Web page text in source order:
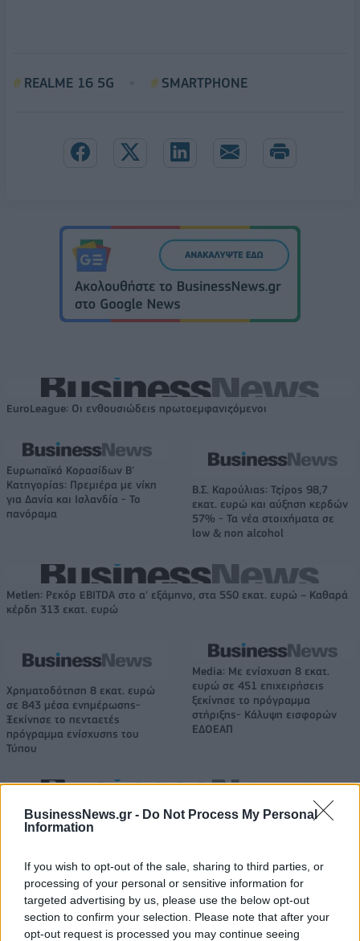
BusinessNews.gr - Do Not Process My Personal
Information
If you wish to opt-out of the sale, sharing to third parties, or
processing of your personal or sensitive information for
targeted advertising by us, please use the below opt-out
section to confirm your selection. Please note that after your
opt-out request is processed you may continue seeing
REALME 16 5G SMARTPHONE
EuroLeague: Οι ενθουσιώδεις πρωτοεμφανιζόμενοι
Ευρωπαϊκό Κορασίδων Β'
Κατηγορίας: Πρεμιέρα με νίκη
για Δανία και Ισλανδία - Το
πανόραμα
Β.Σ. Καρούλιας: Τζίρος 98,7
εκατ. ευρώ και αύξηση κερδών
57% - Τα νέα στοιχήματα σε
low & non alcohol
Metlen: Ρεκόρ EBITDA στο α' εξάμηνο, στα 550 εκατ. ευρώ – Καθαρά
κέρδη 313 εκατ. ευρώ
Χρηματοδότηση 8 εκατ. ευρώ
σε 843 μέσα ενημέρωσης-
Ξεκίνησε το πενταετές
πρόγραμμα ενίσχυσης του
Τύπου
Media: Με ενίσχυση 8 εκατ.
ευρώ σε 451 επιχειρήσεις
ξεκίνησε το πρόγραμμα
στήριξης- Κάλυψη εισφορών
ΕΔΟΕΑΠ
IAB Hellas: Νέα Διοικούσα Επιτροπή και νέο Διοικητικό Συμβούλιο -
Πρόεδρος ο Γαληνός Γιαγλής
Νέο Audi A2 e-tron με στόχο
την κορυφή της
αποδοτικότητας
Η Chery επενδύει 75 εκατ.
δολάρια στην KG Mobility